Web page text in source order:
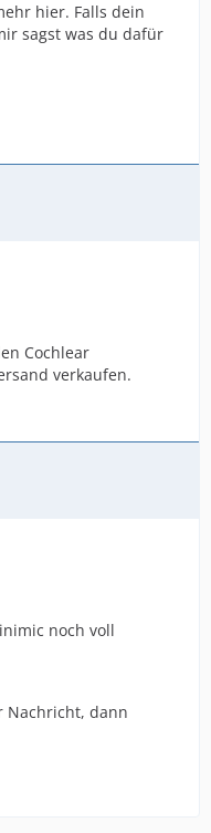
hier. Falls dein
sagst was du dafür
Cochlear
verkaufen.
noch voll
Nachricht, dann